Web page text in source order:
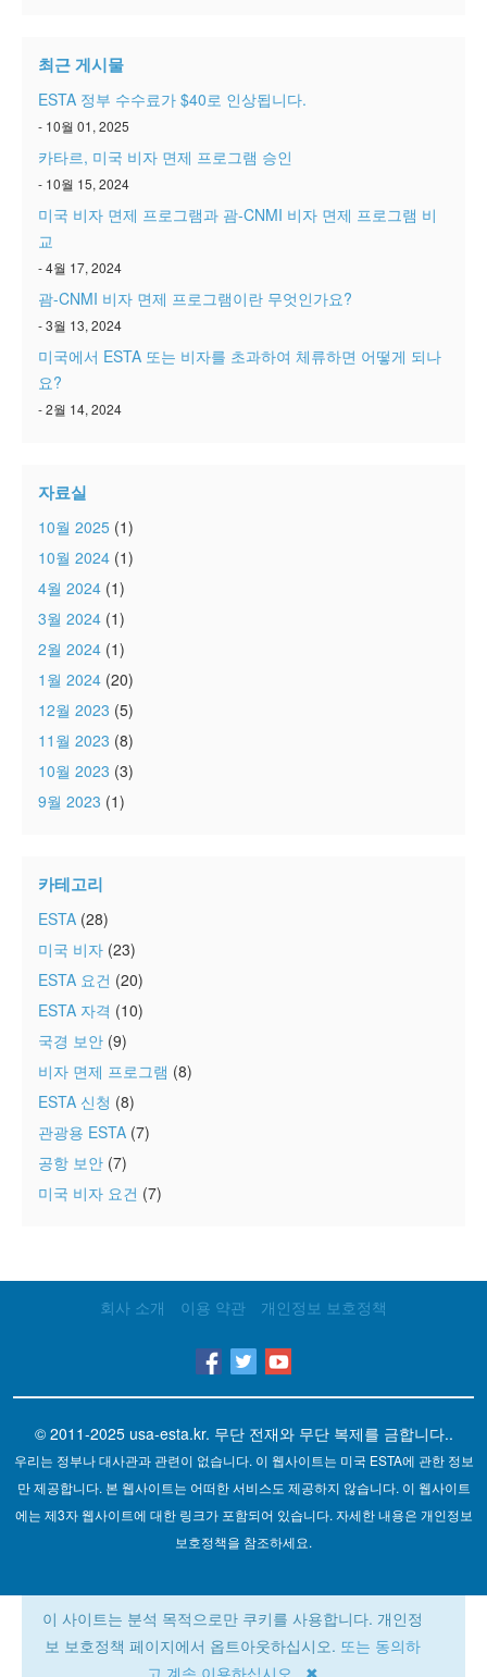
최근 게시물
ESTA 정부 수수료가 $40로 인상됩니다.
- 10월 01, 2025
카타르, 미국 비자 면제 프로그램 승인
- 10월 15, 2024
미국 비자 면제 프로그램과 괌-CNMI 비자 면제 프로그램 비
교
- 4월 17, 2024
괌-CNMI 비자 면제 프로그램이란 무엇인가요?
- 3월 13, 2024
미국에서 ESTA 또는 비자를 초과하여 체류하면 어떻게 되나
요?
- 2월 14, 2024
자료실
10월 2025 (1)
10월 2024 (1)
4월 2024 (1)
3월 2024 (1)
2월 2024 (1)
1월 2024 (20)
12월 2023 (5)
11월 2023 (8)
10월 2023 (3)
9월 2023 (1)
카테고리
ESTA (28)
미국 비자 (23)
ESTA 요건 (20)
ESTA 자격 (10)
국경 보안 (9)
비자 면제 프로그램 (8)
ESTA 신청 (8)
관광용 ESTA (7)
공항 보안 (7)
미국 비자 요건 (7)
회사 소개 이용 약관 개인정보 보호정책
© 2011-2025 usa-esta.kr. 무단 전재와 무단 복제를 금합니다..
우리는 정부나 대사관과 관련이 없습니다. 이 웹사이트는 미국 ESTA에 관한 정보
만 제공합니다. 본 웹사이트는 어떠한 서비스도 제공하지 않습니다. 이 웹사이트
에는 제3자 웹사이트에 대한 링크가 포함되어 있습니다. 자세한 내용은 개인정보
보호정책을 참조하세요.
이 사이트는 분석 목적으로만 쿠키를 사용합니다. 개인정
보 보호정책 페이지에서 옵트아웃하십시오. 또는 동의하
고 계속 이용하십시오 ✖